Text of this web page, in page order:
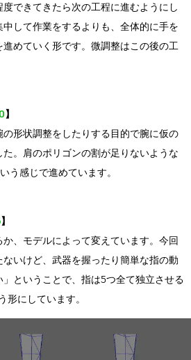
できてきたら次の工程に進むようにし
して作業をするよりも、全体的に手を
めていく形です。微調整はこの後の工
】
形状調整をしたりする目的で腕に仮の
。肩のポリゴンの割が足りないような
う感じで進めています。
】
、モデルによって変えています。今回
いけど、武器を握ったり簡単な指の動
ということで、指は5つ全て独立させる
形にしています。